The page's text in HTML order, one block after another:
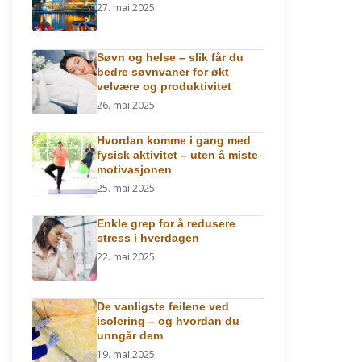
27. mai 2025
Søvn og helse – slik får du
bedre søvnvaner for økt
velvære og produktivitet
26. mai 2025
Hvordan komme i gang med
fysisk aktivitet – uten å miste
motivasjonen
25. mai 2025
Enkle grep for å redusere
stress i hverdagen
22. mai 2025
De vanligste feilene ved
isolering – og hvordan du
unngår dem
19. mai 2025